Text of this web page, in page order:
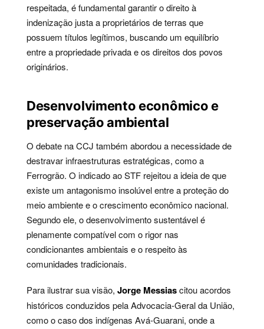
respeitada, é fundamental garantir o direito à
indenização justa a proprietários de terras que
possuem títulos legítimos, buscando um equilíbrio
entre a propriedade privada e os direitos dos povos
originários.
Desenvolvimento econômico e
preservação ambiental
O debate na CCJ também abordou a necessidade de
destravar infraestruturas estratégicas, como a
Ferrogrão. O indicado ao STF rejeitou a ideia de que
existe um antagonismo insolúvel entre a proteção do
meio ambiente e o crescimento econômico nacional.
Segundo ele, o desenvolvimento sustentável é
plenamente compatível com o rigor nas
condicionantes ambientais e o respeito às
comunidades tradicionais.
Para ilustrar sua visão, Jorge Messiascitou acordos
históricos conduzidos pela Advocacia-Geral da União,
como o caso dos indígenas Avá-Guarani, onde a